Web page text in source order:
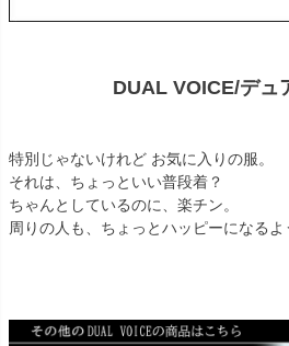
DUAL VOICE/デュ
特別じゃないけれど お気に入りの服。
それは、ちょっといい普段着？
ちゃんとしているのに、楽チン。
周りの人も、ちょっとハッピーになるよ